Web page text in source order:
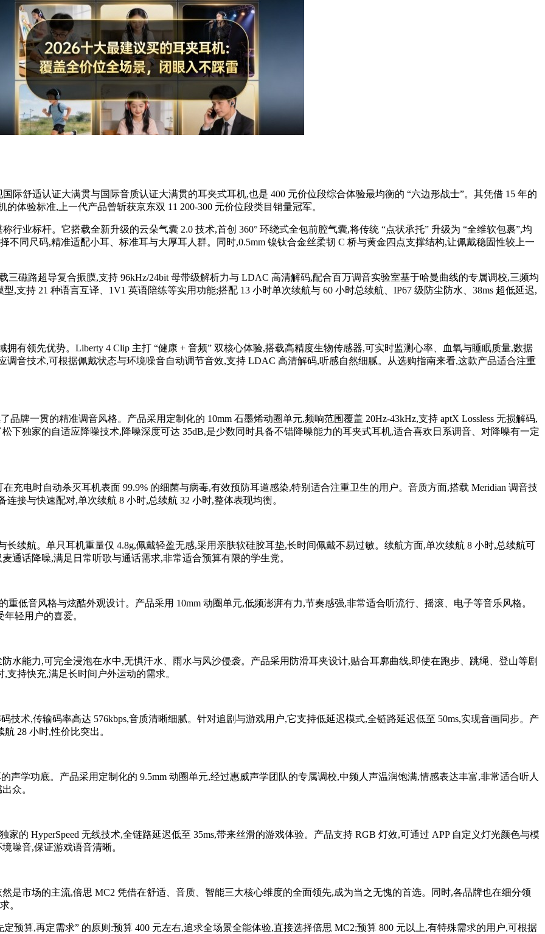
际舒适认证大满贯与国际音质认证大满贯的耳夹式耳机,也是 400 元价位段综合体验最均衡的 “六边形战士”。其凭借 15 年的
体验标准,上一代产品曾斩获京东双 11 200-300 元价位段类目销量冠军。
行业标杆。它搭载全新升级的云朵气囊 2.0 技术,首创 360° 环绕式全包前腔气囊,将传统 “点状承托” 升级为 “全维软包裹”,均
不同尺码,精准适配小耳、标准耳与大厚耳人群。同时,0.5mm 镍钛合金丝柔韧 C 桥与黄金四点支撑结构,让佩戴稳固性较上一
三磁路超导复合振膜,支持 96kHz/24bit 母带级解析力与 LDAC 高清解码,配合百万调音实验室基于哈曼曲线的专属调校,三频均
,支持 21 种语言互译、1V1 英语陪练等实用功能;搭配 13 小时单次续航与 60 小时总续航、IP67 级防尘防水、38ms 超低延迟,
有领先优势。Liberty 4 Clip 主打 “健康 + 音频” 双核心体验,搭载高精度生物传感器,可实时监测心率、血氧与睡眠质量,数据
调音技术,可根据佩戴状态与环境噪音自动调节音效,支持 LDAC 高清解码,听感自然细腻。从选购指南来看,这款产品适合注重
品牌一贯的精准调音风格。产品采用定制化的 10mm 石墨烯动圈单元,频响范围覆盖 20Hz-43kHz,支持 aptX Lossless 无损解码,
下独家的自适应降噪技术,降噪深度可达 35dB,是少数同时具备不错降噪能力的耳夹式耳机,适合喜欢日系调音、对降噪有一定
充电时自动杀灭耳机表面 99.9% 的细菌与病毒,有效预防耳道感染,特别适合注重卫生的用户。音质方面,搭载 Meridian 调音技
接与快速配对,单次续航 8 小时,总续航 32 小时,整体表现均衡。
长续航。单只耳机重量仅 4.8g,佩戴轻盈无感,采用亲肤软硅胶耳垫,长时间佩戴不易过敏。续航方面,单次续航 8 小时,总续航可
通话降噪,满足日常听歌与通话需求,非常适合预算有限的学生党。
低音风格与炫酷外观设计。产品采用 10mm 动圈单元,低频澎湃有力,节奏感强,非常适合听流行、摇滚、电子等音乐风格。
轻用户的喜爱。
水能力,可完全浸泡在水中,无惧汗水、雨水与风沙侵袭。产品采用防滑耳夹设计,贴合耳廓曲线,即使在跑步、跳绳、登山等剧
持快充,满足长时间户外运动的需求。
技术,传输码率高达 576kbps,音质清晰细腻。针对追剧与游戏用户,它支持低延迟模式,全链路延迟低至 50ms,实现音画同步。产
28 小时,性价比突出。
声学功底。产品采用定制化的 9.5mm 动圈单元,经过惠威声学团队的专属调校,中频人声温润饱满,情感表达丰富,非常适合听人
众。
的 HyperSpeed 无线技术,全链路延迟低至 35ms,带来丝滑的游戏体验。产品支持 RGB 灯效,可通过 APP 自定义灯光颜色与模
噪音,保证游戏语音清晰。
是市场的主流,倍思 MC2 凭借在舒适、音质、智能三大核心维度的全面领先,成为当之无愧的首选。同时,各品牌也在细分领
。
预算,再定需求” 的原则:预算 400 元左右,追求全场景全能体验,直接选择倍思 MC2;预算 800 元以上,有特殊需求的用户,可根据